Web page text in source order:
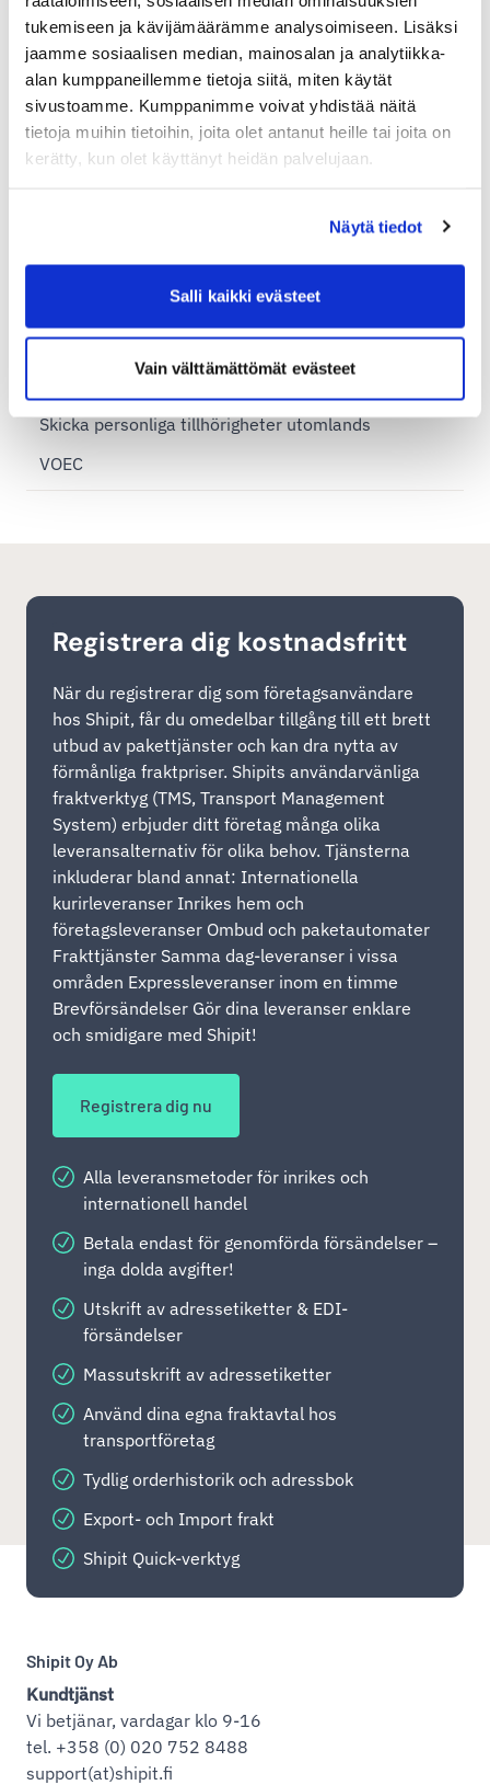
tukemiseen ja kävijämäärämme analysoimiseen. Lisäksi
jaamme sosiaalisen median, mainosalan ja analytiikka-
alan kumppaneillemme tietoja siitä, miten käytät
sivustoamme. Kumppanimme voivat yhdistää näitä
tietoja muihin tietoihin, joita olet antanut heille tai joita on
kerätty, kun olet käyttänyt heidän palvelujaan.
Näytä tiedot
Salli kaikki evästeet
Vain välttämättömät evästeet
Utrikeshandel och moms
Exportdeklaration
Temporär exportdeklaration
Handels- och proformafaktura
Import leveranser
Incoterms
Skicka personliga tillhörigheter utomlands
VOEC
Registrera dig kostnadsfritt
När du registrerar dig som företagsanvändare
hos Shipit, får du omedelbar tillgång till ett brett
utbud av pakettjänster och kan dra nytta av
förmånliga fraktpriser. Shipits användarvänliga
fraktverktyg (TMS, Transport Management
System) erbjuder ditt företag många olika
leveransalternativ för olika behov. Tjänsterna
inkluderar bland annat: Internationella
kurirleveranser Inrikes hem och
företagsleveranser Ombud och paketautomater
Frakttjänster Samma dag-leveranser i vissa
områden Expressleveranser inom en timme
Brevförsändelser Gör dina leveranser enklare
och smidigare med Shipit!
Registrera dig nu
Alla leveransmetoder för inrikes och
internationell handel
Betala endast för genomförda försändelser –
inga dolda avgifter!
Utskrift av adressetiketter & EDI-
försändelser
Massutskrift av adressetiketter
Använd dina egna fraktavtal hos
transportföretag
Tydlig orderhistorik och adressbok
Export- och Import frakt
Shipit Quick-verktyg
Shipit Oy Ab
Kundtjänst
Vi betjänar, vardagar klo 9-16
tel. +358 (0) 020 752 8488
support(at)shipit.fi